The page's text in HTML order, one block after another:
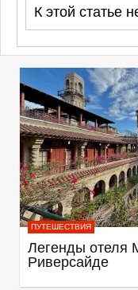
К этой статье
ПУТЕШЕСТВИЯ
Легенды отеля
Риверсайде